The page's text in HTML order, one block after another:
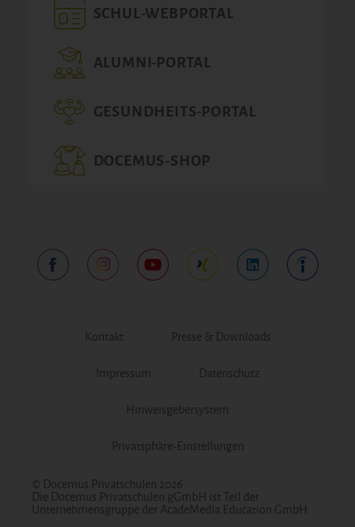
SCHUL-WEBPORTAL
ALUMNI-PORTAL
GESUNDHEITS-PORTAL
DOCEMUS-SHOP
Kontakt Presse & Downloads
Impressum Datenschutz
Hinweisgebersystem
Privatsphäre-Einstellungen
© Docemus Privatschulen 2026
Die Docemus Privatschulen gGmbH ist Teil der
Unternehmensgruppe der AcadeMedia Education GmbH.